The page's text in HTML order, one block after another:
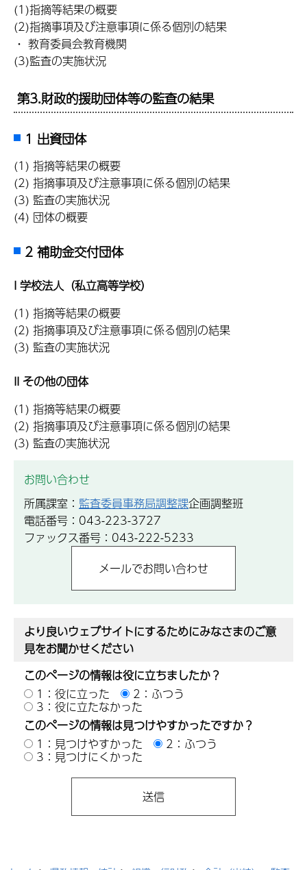
(1)指摘等結果の概要
(2)指摘事項及び注意事項に係る個別の結果
・ 教育委員会教育機関
(3)監査の実施状況
第3.財政的援助団体等の監査の結果
1 出資団体
(1) 指摘等結果の概要
(2) 指摘事項及び注意事項に係る個別の結果
(3) 監査の実施状況
(4) 団体の概要
2 補助金交付団体
I 学校法人（私立高等学校）
(1) 指摘等結果の概要
(2) 指摘事項及び注意事項に係る個別の結果
(3) 監査の実施状況
II その他の団体
(1) 指摘等結果の概要
(2) 指摘事項及び注意事項に係る個別の結果
(3) 監査の実施状況
お問い合わせ
所属課室： 監査委員事務局調整課企画調整班
電話番号：043-223-3727
ファックス番号：043-222-5233
より良いウェブサイトにするためにみなさまのご意
見をお聞かせください
このページの情報は役に立ちましたか？
1：役に立った
2：ふつう
3：役に立たなかった
このページの情報は見つけやすかったですか？
1：見つけやすかった
2：ふつう
3：見つけにくかった